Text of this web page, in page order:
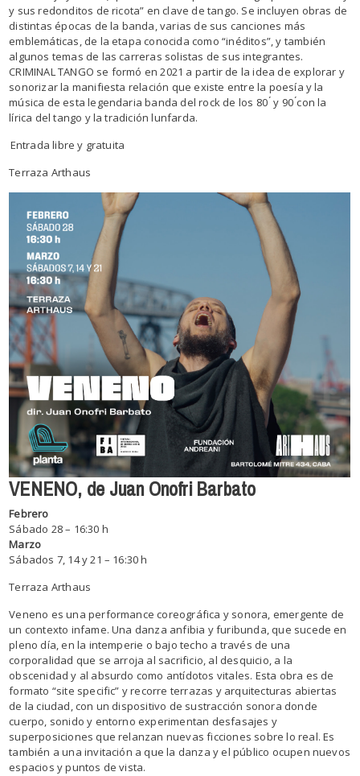
y sus redonditos de ricota” en clave de tango. Se incluyen obras de
distintas épocas de la banda, varias de sus canciones más
emblemáticas, de la etapa conocida como “inéditos”, y también
algunos temas de las carreras solistas de sus integrantes.
CRIMINAL TANGO se formó en 2021 a partir de la idea de explorar y
sonorizar la manifiesta relación que existe entre la poesía y la
música de esta legendaria banda del rock de los 80 ́ y 90 ́con la
lírica del tango y la tradición lunfarda.
Entrada libre y gratuita
Terraza Arthaus
VENENO, de Juan Onofri Barbato
Febrero
Sábado 28 – 16:30 h
Marzo
Sábados 7, 14 y 21 – 16:30 h
Terraza Arthaus
Veneno es una performance coreográfica y sonora, emergente de
un contexto infame. Una danza anfibia y furibunda, que sucede en
pleno día, en la intemperie o bajo techo a través de una
corporalidad que se arroja al sacrificio, al desquicio, a la
obscenidad y al absurdo como antídotos vitales. Esta obra es de
formato “site specific” y recorre terrazas y arquitecturas abiertas
de la ciudad, con un dispositivo de sustracción sonora donde
cuerpo, sonido y entorno experimentan desfasajes y
superposiciones que relanzan nuevas ficciones sobre lo real. Es
también a una invitación a que la danza y el público ocupen nuevos
espacios y puntos de vista.